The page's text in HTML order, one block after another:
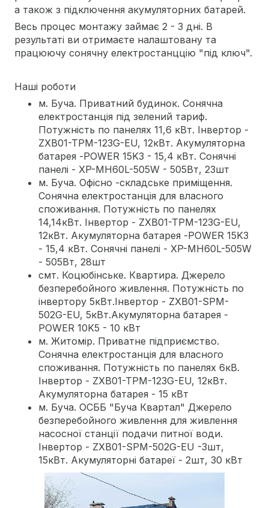
а також з підключення акумуляторних батарей.
Весь процес монтажу займає 2 - 3 дні. В
результаті ви отримаєте налаштовану та
працюючу сонячну електростанццію "під ключ".
Наші роботи
м. Буча. Приватний будинок. Сонячна
електростанція під зелений тариф.
Потужність по панелях 11,6 кВт. Інвертор -
ZXB01-TPM-123G-EU, 12кВт. Акумуляторна
батарея -POWER 15K3 - 15,4 кВт. Сонячні
панелі - XP-MH60L-505W - 505Вт, 23шт
м. Буча. Офісно -складське приміщення.
Сонячна електростанція для власного
споживання. Потужність по панелях
14,14кВт. Інвертор - ZXB01-TPM-123G-EU,
12кВт. Акумуляторна батарея -POWER 15K3
- 15,4 кВт. Сонячні панелі - XP-MH60L-505W
- 505Вт, 28шт
смт. Коцюбінське. Квартира. Джерело
безперебойного живлення. Потужність по
інвертору 5кВт.Інвертор - ZXB01-SPM-
502G-EU, 5кВт.Акумуляторна батарея -
POWER 10K5 - 10 кВт
м. Житомір. Приватне підприємство.
Сонячна електростанція для власного
споживання. Потужність по панелях 6кВ.
Інвертор - ZXB01-TPM-123G-EU, 12кВт.
Акумуляторна батарея - 15 кВт
м. Буча. ОСББ "Буча Квартал" Джерело
безперебойного живлення для живлення
насосної станції подачи питної води.
Інвертор - ZXB01-SPM-502G-EU -3шт,
15кВт. Акумуляторні батареї - 2шт, 30 кВт